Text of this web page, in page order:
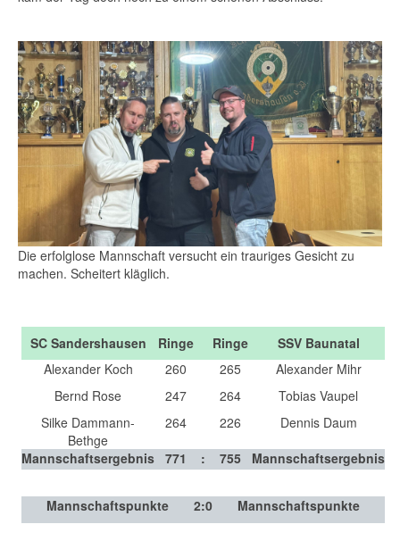
Die erfolglose Mannschaft versucht ein trauriges Gesicht zu
machen. Scheitert kläglich.
SC Sandershausen Ringe Ringe
SSV Baunatal
Alexander Koch
260 265
Alexander Mihr
Bernd Rose
247 264
Tobias Vaupel
Silke Dammann-
Bethge
264 226
Dennis Daum
Mannschaftsergebnis 771 : 755 Mannschaftsergebnis
Mannschaftspunkte 2:0 Mannschaftspunkte